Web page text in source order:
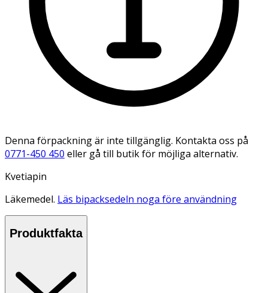
Denna förpackning är inte tillgänglig. Kontakta oss på
0771-450 450 eller gå till butik för möjliga alternativ.
Kvetiapin
Läkemedel. Läs bipacksedeln noga före användning
Produktfakta